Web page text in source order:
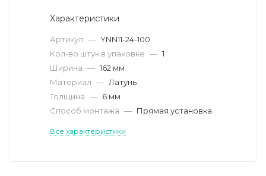
Характеристики
Артикул — YNN11-24-100
Кол-во штук в упаковке — 1
Ширина — 162 мм
Материал — Латунь
Толщина — 6 мм
Способ монтажа — Прямая установка
Все характеристики